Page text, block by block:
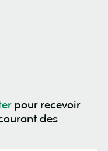
pour recevoir
des